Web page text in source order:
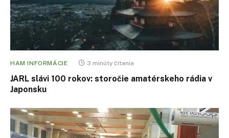
HAM INFORMÁCIE 3 minúty čítania
JARL slávi 100 rokov: storočie amatérskeho rádia v
Japonsku